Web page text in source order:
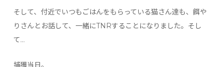
そして、付近でいつもごはんをもらっている猫さん達も、餌や
りさんとお話して、一緒にTNRすることになりました。そし
て…
捕獲当日。